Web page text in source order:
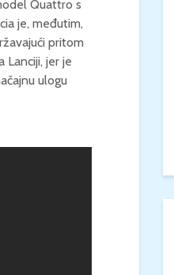
Quattro s
je, međutim,
pritom
Lanciji, jer je
ulogu
KINO / ICE CREAM
MAN / Četvrtak, 20.8.,